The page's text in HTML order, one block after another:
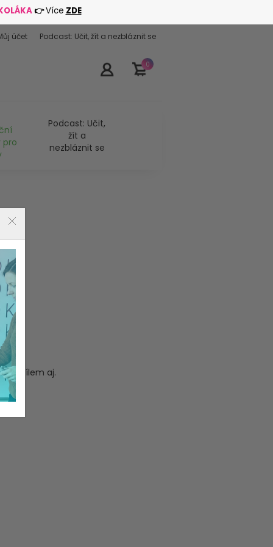
👉Více ZDE
0
pro
Podcast: Učit,
žít a
nezbláznit se
účet Podcast: Učit, žít a nezbláznit se
cílem aj.